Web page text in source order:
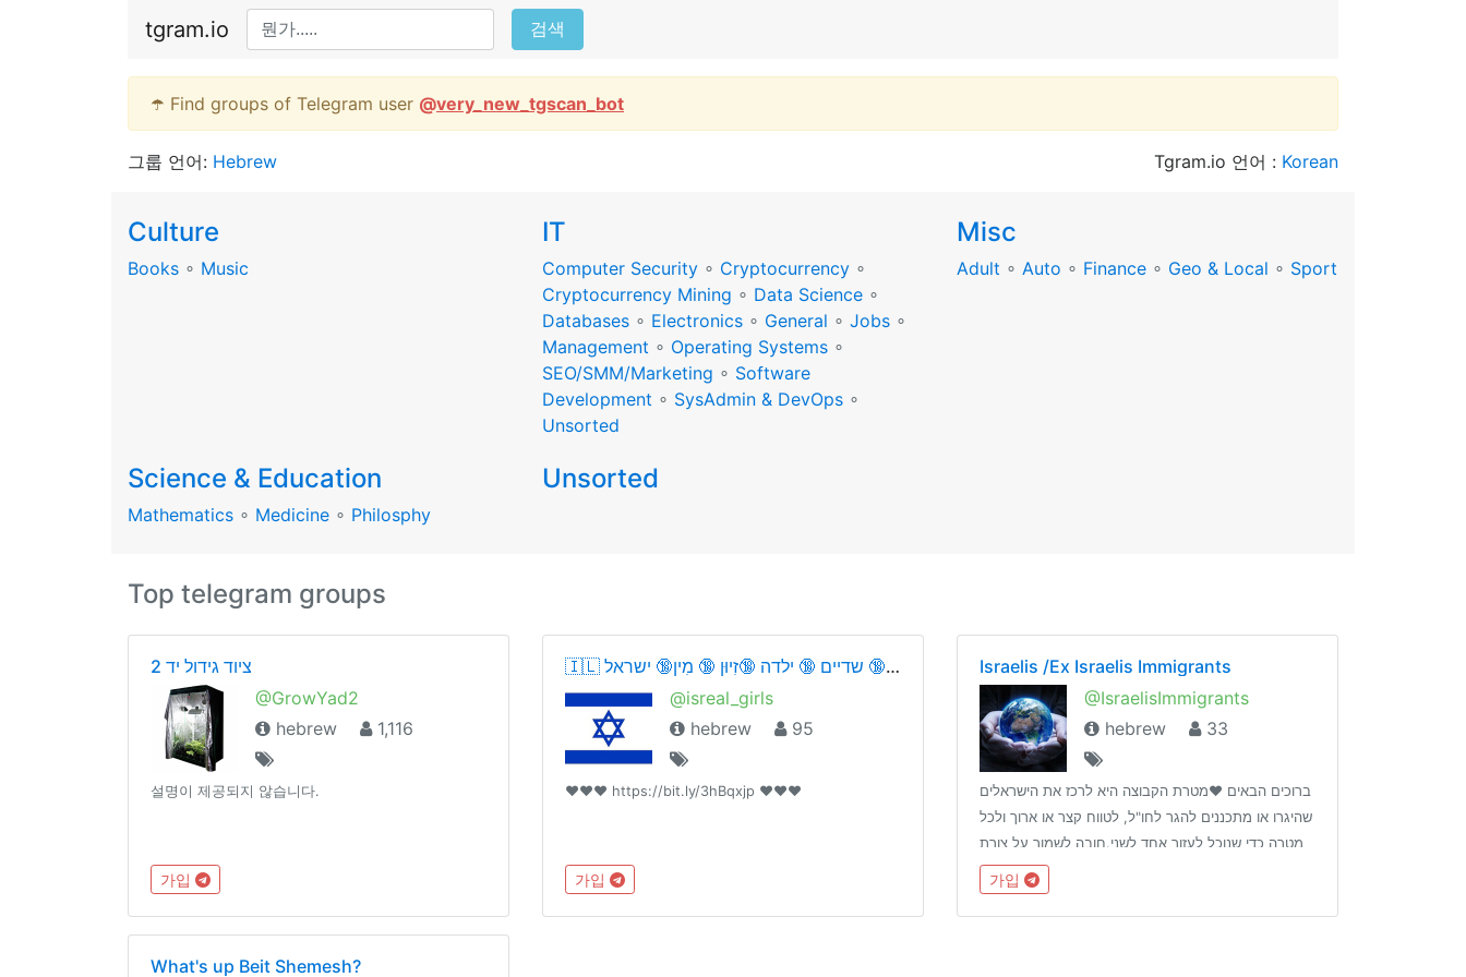
tgram.io 검색
☂️ Find groups of Telegram user @very_new_tgscan_bot
그룹 언어: Hebrew Tgram.io 언어 : Korean
Culture
Books ∘ Music
IT
Computer Security ∘ Cryptocurrency ∘
Cryptocurrency Mining ∘ Data Science ∘
Databases ∘ Electronics ∘ General ∘ Jobs ∘
Management ∘ Operating Systems ∘
SEO/SMM/Marketing ∘ Software
Development ∘ SysAdmin & DevOps ∘
Unsorted
Misc
Adult ∘ Auto ∘ Finance ∘ Geo & Local ∘ Sport
Science & Education
Mathematics ∘ Medicine ∘ Philosphy
Unsorted
Top telegram groups
ציוד גידול יד 2
@GrowYad2
hebrew
1,116
설명이 제공되지 않습니다.
가입
🇮🇱 חַם 🔞 כוס 🔞 שדיים 🔞 ילדה 🔞זִיוּן 🔞 מִין🔞 ישראל🇮🇱
@isreal_girls
hebrew
95
❤️❤️❤️ https://bit.ly/3hBqxjp ❤️❤️❤️
가입
Israelis /Ex Israelis Immigrants
@IsraelisImmigrants
hebrew
33
ברוכים הבאים ❤️מטרת הקבוצה היא לרכז את הישראלים
שהיגרו או מתכננים להגר לחו"ל, לטווח קצר או ארוך ולכל
מטרה כדי שנוכל לעזור אחד לשני.חובה לשמור על צורת
가입
What's up Beit Shemesh?